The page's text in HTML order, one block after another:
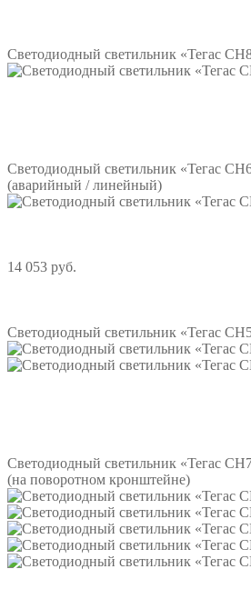
Светодиодный светильник «Тегас
Светодиодный светильник «Тегас
(аварийный / линейный)
14 053 руб.
Светодиодный светильник «Тегас
Светодиодный светильник «Тегас
(на поворотном кронштейне)